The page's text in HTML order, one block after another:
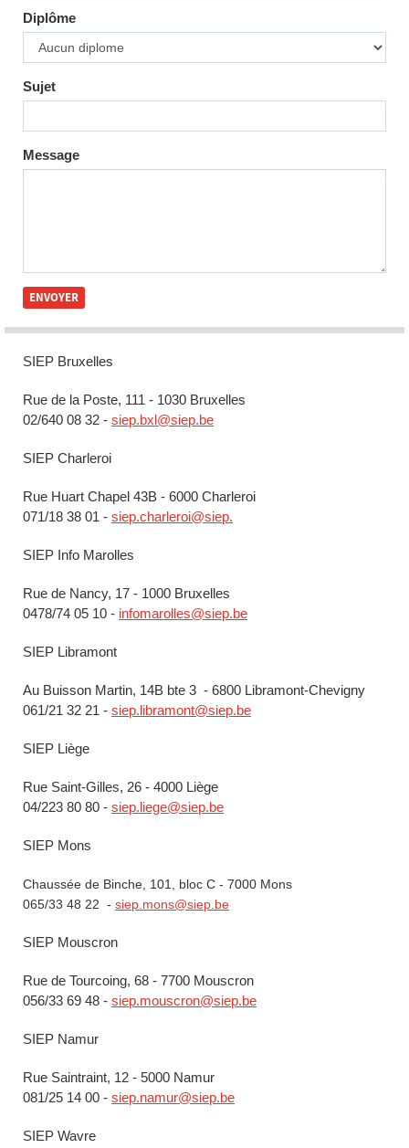
Diplôme
Sujet
Message
SIEP Bruxelles
Rue de la Poste, 111 - 1030 Bruxelles
02/640 08 32 - siep.bxl@siep.be
SIEP Charleroi
Rue Huart Chapel 43B - 6000 Charleroi
071/18 38 01 - siep.charleroi@siep.
SIEP Info Marolles
Rue de Nancy, 17 - 1000 Bruxelles
0478/74 05 10 - infomarolles@siep.be
SIEP Libramont
Au Buisson Martin, 14B bte 3 - 6800 Libramont-Chevigny
061/21 32 21 - siep.libramont@siep.be
SIEP Liège
Rue Saint-Gilles, 26 - 4000 Liège
04/223 80 80 - siep.liege@siep.be
SIEP Mons
Chaussée de Binche, 101, bloc C - 7000 Mons
065/33 48 22 - siep.mons@siep.be
SIEP Mouscron
Rue de Tourcoing, 68 - 7700 Mouscron
056/33 69 48 - siep.mouscron@siep.be
SIEP Namur
Rue Saintraint, 12 - 5000 Namur
081/25 14 00 - siep.namur@siep.be
SIEP Wavre